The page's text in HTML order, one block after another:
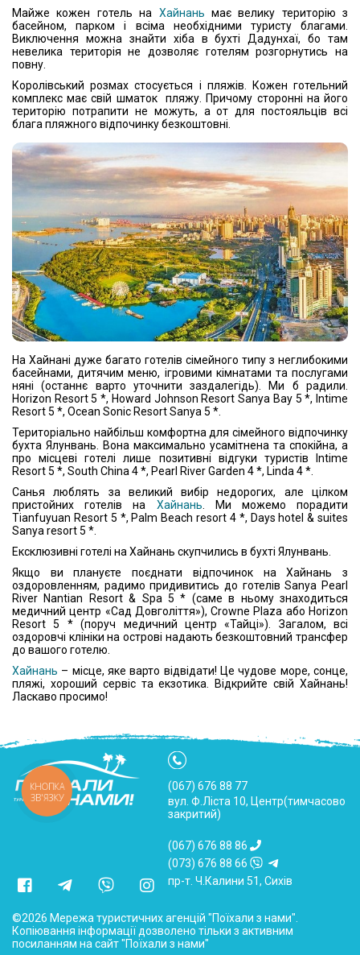
Майже кожен готель на Хайнань має велику територію з
басейном, парком і всіма необхідними туристу благами.
Виключення можна знайти хіба в бухті Дадунхаї, бо там
невелика територія не дозволяє готелям розгорнутись на
повну.
Королівський розмах стосується і пляжів. Кожен готельний
комплекс має свій шматок пляжу. Причому сторонні на його
територію потрапити не можуть, а от для постояльців всі
блага пляжного відпочинку безкоштовні.
На Хайнані дуже багато готелів сімейного типу з неглибокими
басейнами, дитячим меню, ігровими кімнатами та послугами
няні (останнє варто уточнити заздалегідь). Ми б радили.
Horizon Resort 5 *, Howard Johnson Resort Sanya Bay 5 *, Intime
Resort 5 *, Ocean Sonic Resort Sanya 5 *.
Територіально найбільш комфортна для сімейного відпочинку
бухта Ялунвань. Вона максимально усамітнена та спокійна, а
про місцеві готелі лише позитивні відгуки туристів Intime
Resort 5 *, South China 4 *, Pearl River Garden 4 *, Linda 4 *.
Санья люблять за великий вибір недорогих, але цілком
пристойних готелів на Хайнань . Ми можемо порадити
Tianfuyuan Resort 5 *, Palm Beach resort 4 *, Days hotel & suites
Sanya resort 5 *.
Ексклюзивні готелі на Хайнань скупчились в бухті Ялунвань.
Якщо ви плануєте поєднати відпочинок на Хайнань з
оздоровленням, радимо придивитись до готелів Sanya Pearl
River Nantian Resort & Spa 5 * (саме в ньому знаходиться
медичний центр «Сад Довголіття»), Crowne Plaza або Horizon
Resort 5 * (поруч медичний центр «Тайці»). Загалом, всі
оздоровчі клініки на острові надають безкоштовний трансфер
до вашого готелю.
Хайнань – місце, яке варто відвідати! Це чудове море, сонце,
пляжі, хороший сервіс та екзотика. Відкрийте свій Хайнань!
Ласкаво просимо!
(067) 676 88 77
вул. Ф.Ліста 10, Центр(тимчасово
закритий)
(067) 676 88 86
(073) 676 88 66
пр-т. Ч.Калини 51, Сихів
©2026 Мережа туристичних агенцій "Поїхали з нами".
Копіювання інформації дозволено тільки з активним
посиланням на сайт "Поїхали з нами"
КНОПКА
ЗВ'ЯЗКУ